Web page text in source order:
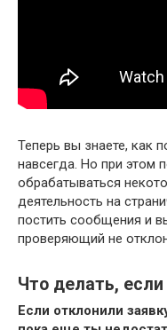
Теперь вы знаете, как
навсегда. Но при этом
обрабатываться
деятельность на
постить сообщения и
проверяющий не
Что делать,
Если отклонили